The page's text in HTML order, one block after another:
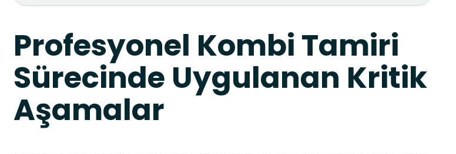
Profesyonel Kombi Tamiri
Sürecinde Uygulanan Kritik
Aşamalar